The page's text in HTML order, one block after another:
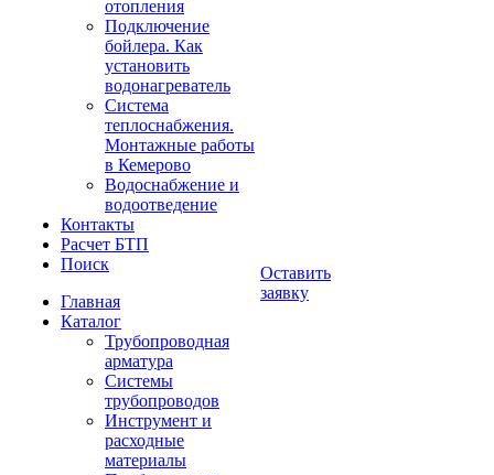
отопления
Подключение
бойлера. Как
установить
водонагреватель
Система
теплоснабжения.
Монтажные работы
в Кемерово
Водоснабжение и
водоотведение
Контакты
Расчет БТП
Поиск
Главная
Каталог
Трубопроводная
арматура
Системы
трубопроводов
Инструмент и
расходные
материалы
Оставить
заявку